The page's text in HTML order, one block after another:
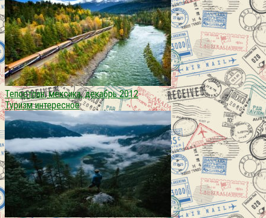
Тепостлан, мексика, декабрь 2012
Туризм интересное